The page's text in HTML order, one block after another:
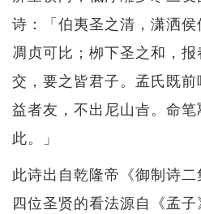
诗：「伯夷圣之清，潇洒
凋贞可比；栁下圣之和，
交，要之皆君子。孟氏既
益者友，不出尼山㫖。命
此。」
此诗出自乾隆帝《御制诗
四位圣贤的看法源自《孟